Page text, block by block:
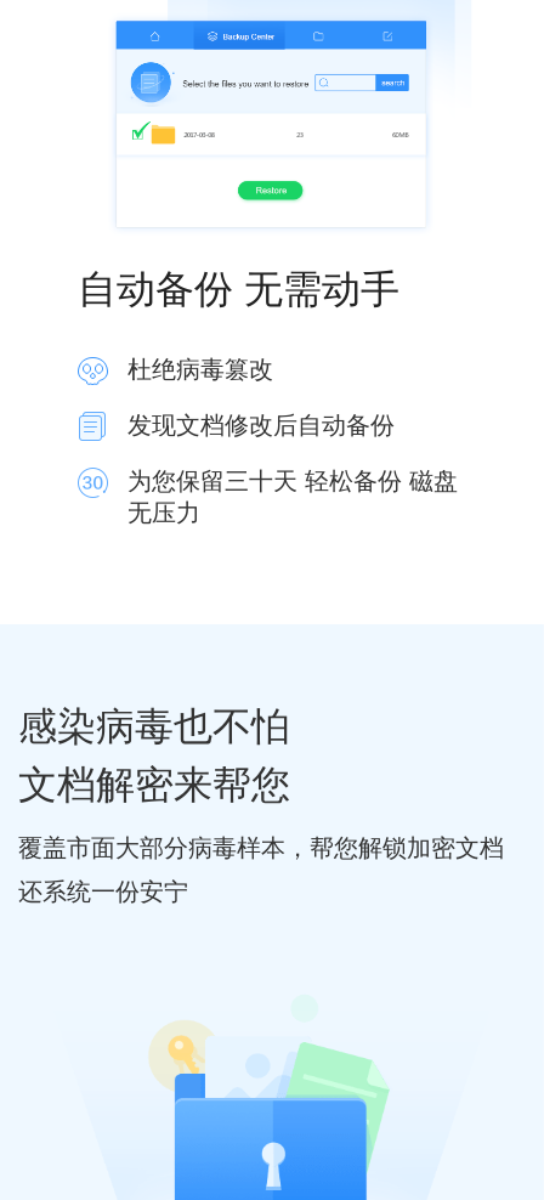
自动备份 无需动手
杜绝病毒篡改
发现文档修改后自动备份
为您保留三十天 轻松备份 磁盘
无压力
感染病毒也不怕
文档解密来帮您
覆盖市面大部分病毒样本，帮您解锁加密文档
还系统一份安宁